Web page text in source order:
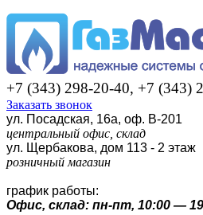
+7 (343) 298-20-40, +7 (343)
Заказать звонок
ул. Посадская, 16а, оф. В-201
центральный офис, склад
ул. Щербакова, дом 113 - 2 этаж
розничный магазин
график работы:
Офис, склад: пн-пт, 10:00 —